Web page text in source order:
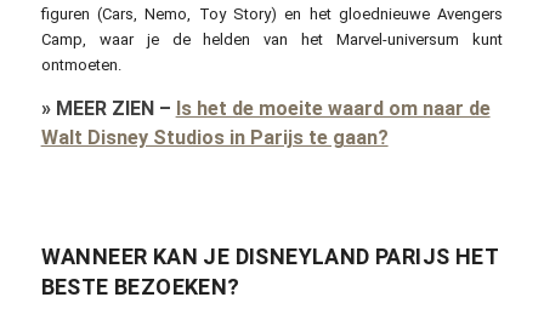
figuren (Cars, Nemo, Toy Story) en het gloednieuwe Avengers
Camp, waar je de helden van het Marvel-universum kunt
ontmoeten.
» MEER ZIEN– Is het de moeite waard om naar de
Walt Disney Studios in Parijs te gaan?
WANNEER KAN JE DISNEYLAND PARIJS HET
BESTE BEZOEKEN?